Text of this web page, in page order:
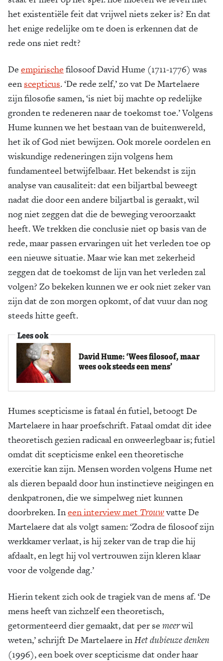
het existentiële feit dat vrijwel niets zeker is? En dat
het enige redelijke om te doen is erkennen dat de
rede ons niet redt?
De empirische filosoof David Hume (1711-1776) was
een scepticus. ‘De rede zelf,’ zo vat De Martelaere
zijn filosofie samen, ‘is niet bij machte op redelijke
gronden te redeneren naar de toekomst toe.’ Volgens
Hume kunnen we het bestaan van de buitenwereld,
het ik of God niet bewijzen. Ook morele oordelen en
wiskundige redeneringen zijn volgens hem
fundamenteel betwijfelbaar. Het bekendst is zijn
analyse van causaliteit: dat een biljartbal beweegt
nadat die door een andere biljartbal is geraakt, wil
nog niet zeggen dat die de beweging veroorzaakt
heeft. We trekken die conclusie niet op basis van de
rede, maar passen ervaringen uit het verleden toe op
een nieuwe situatie. Maar wie kan met ze­kerheid
zeggen dat de toekomst de lijn van het verleden zal
volgen? Zo bekeken kunnen we er ook niet zeker van
zijn dat de zon morgen opkomt, of dat vuur dan nog
steeds hitte geeft.
Lees ook
David Hume: ‘​Wees filosoof, maar
wees ook steeds een mens’
Humes scepticisme is fataal én futiel, betoogt De
Martelaere in haar proefschrift. Fataal omdat dit idee
theoretisch gezien radicaal en onweerlegbaar is; futiel
omdat dit scepticisme enkel een theoretische
exercitie kan zijn. Mensen worden volgens Hume net
als dieren bepaald door hun instinctieve neigingen en
denkpatronen, die we simpelweg niet kunnen
doorbreken. Ineen interview met Trouwvatte De
Martelaere dat als volgt samen: ‘Zodra de filosoof zijn
werkkamer verlaat, is hij zeker van de trap die hij
afdaalt, en legt hij vol vertrouwen zijn kleren klaar
voor de volgende dag.’
Hierin tekent zich ook de tragiek van de mens af. ‘De
mens heeft van zichzelf een theoretisch,
getormenteerd dier gemaakt, dat per se meerwil
weten,’ schrijft De Martelaere inHet dubieuze denken
(1996), een boek over scepticisme dat onder haar